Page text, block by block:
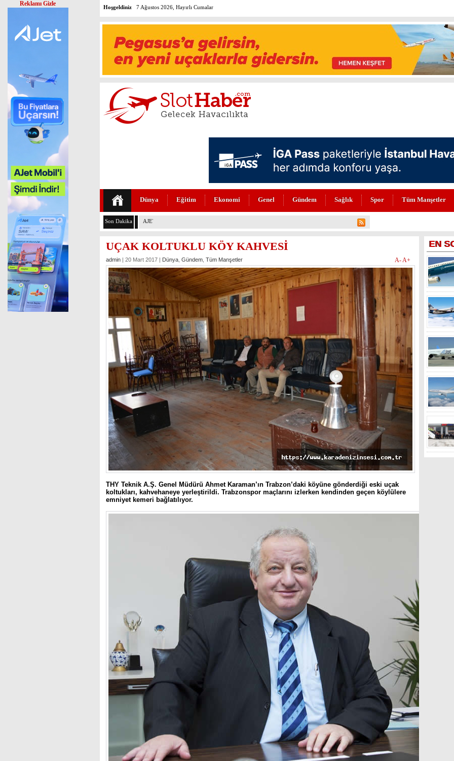
Hoşgeldiniz 7 Ağustos 2026, Hayırlı Cumalar
Dünya Eğitim Ekonomi Genel Gündem Sağlık Spor Tüm Manşetler
Son Dakika AJET’İN İKRAM MENÜLERİ YENİLENDİ
UÇAK KOLTUKLU KÖY KAHVESİ
admin | 20 Mart 2017 | Dünya Gündem Tüm Manşetler A-A+
THY Teknik A.Ş. Genel Müdürü Ahmet Karaman’ın Trabzon’daki köyüne gönderdiği eski uçak
koltukları, kahvehaneye yerleştirildi. Trabzonspor maçlarını izlerken kendinden geçen köylülere
emniyet kemeri bağlatılıyor.
EN
Reklamı Gizle